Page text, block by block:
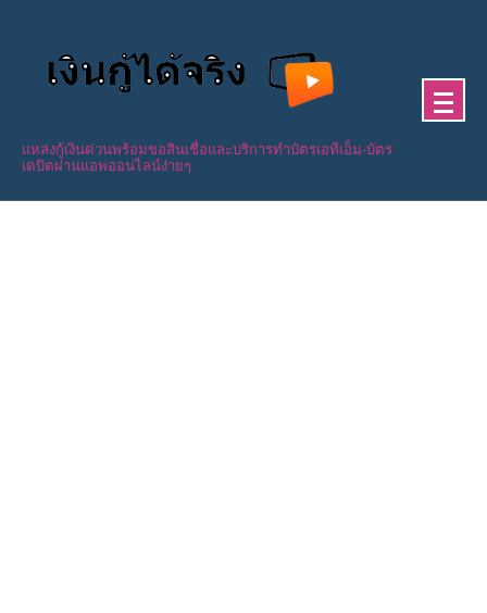
แหล่งกู้เงินด่วนพร้อมขอสินเชื่อและบริการทำบัตรเอทีเอ็ม-บัตร
เดบิตผ่านแอพออนไลน์ง่ายๆ